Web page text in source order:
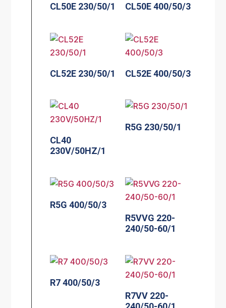
CL50E 230/50/1 CL50E 400/50/3
CL52E 230/50/1 CL52E 400/50/3
CL40
230V/50HZ/1
R5G 230/50/1
R5G 400/50/3
R5VVG 220-
240/50-60/1
R7 400/50/3
R7VV 220-